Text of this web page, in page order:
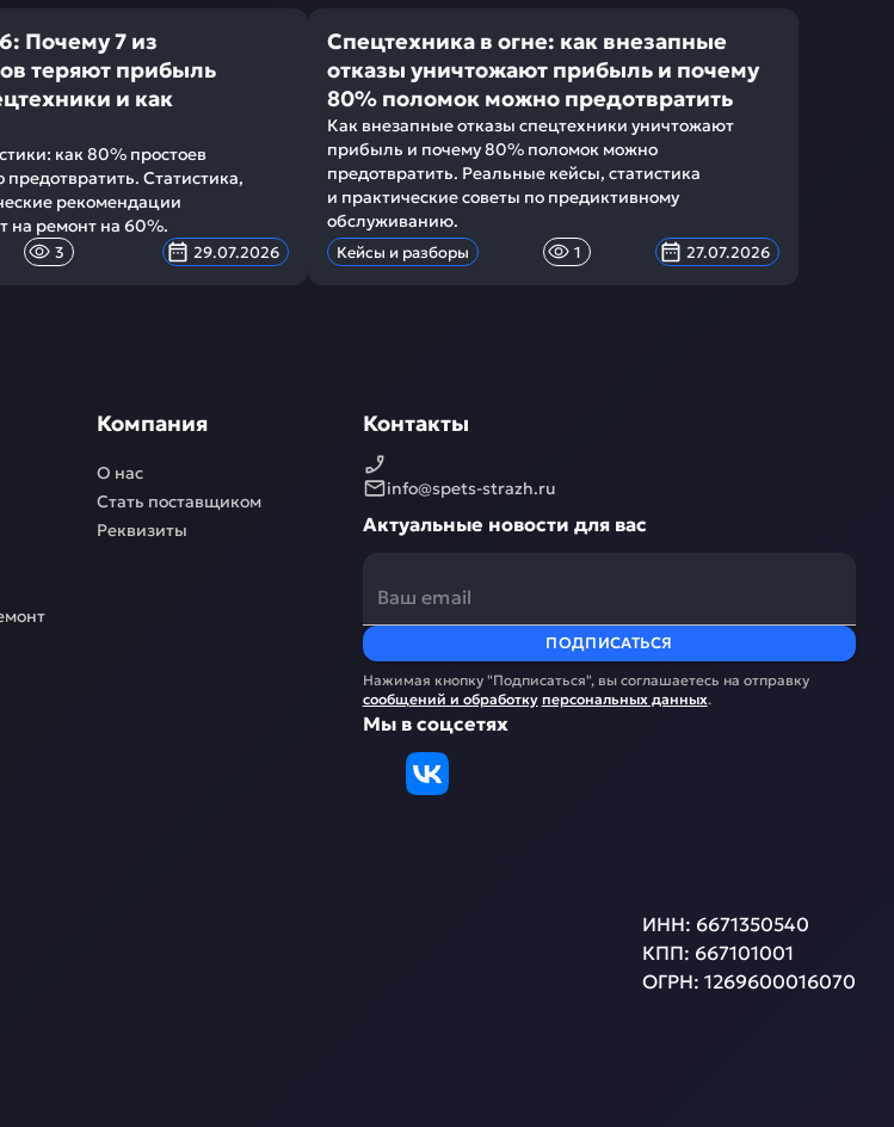
Почему 7 из
теряют прибыль
и как
как 80% простоев
Статистика,
рекомендации
на ремонт на 60%.
3 29.07.2026
Спецтехника в огне: как внезапные
отказы уничтожают прибыль и почему
80% поломок можно предотвратить
Как внезапные отказы спецтехники уничтожают
прибыль и почему 80% поломок можно
предотвратить. Реальные кейсы, статистика
и практические советы по предиктивному
обслуживанию.
Кейсы и разборы 1 27.07.2026
Компания
О нас
Стать поставщиком
Реквизиты
Контакты
info@spets-strazh.ru
Актуальные новости для вас
ПОДПИСАТЬСЯ
Нажимая кнопку "Подписаться", вы соглашаетесь на отправку
сообщений и обработку персональных данных.
Мы в соцсетях
ИНН: 6671350540
КПП: 667101001
ОГРН: 1269600016070